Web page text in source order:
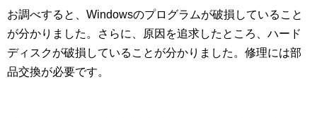
お調べすると、Windowsのプログラムが破損していること
が分かりました。さらに、原因を追求したところ、ハード
ディスクが破損していることが分かりました。修理には部
品交換が必要です。